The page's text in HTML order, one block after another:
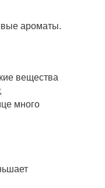
ароматы.
вещества
много